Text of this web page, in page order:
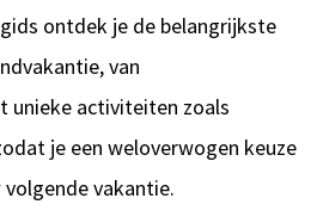
ontdek je de belangrijkste
van
unieke activiteiten zoals
je een weloverwogen keuze
vakantie.